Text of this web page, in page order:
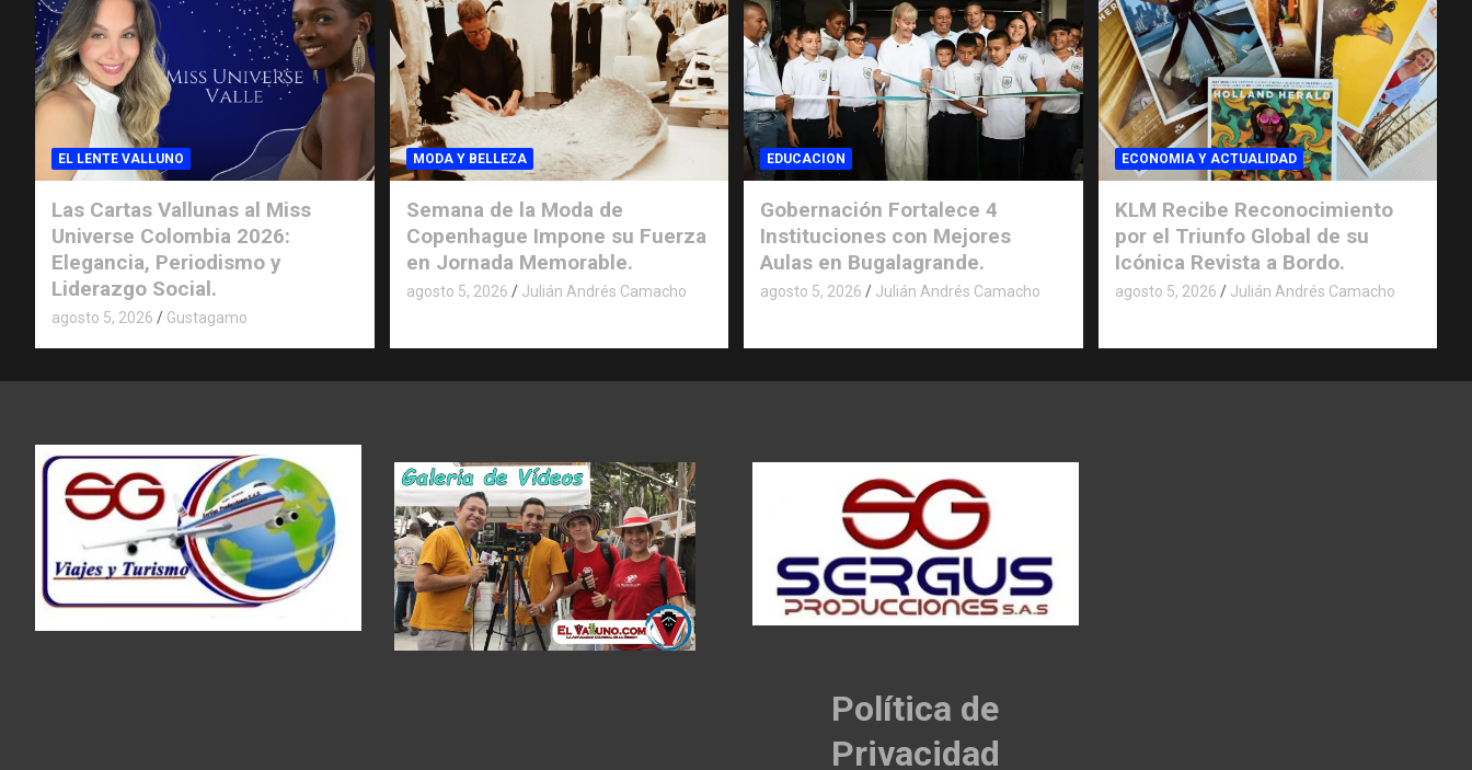
EL LENTE VALLUNO
Las Cartas Vallunas al Miss
Universe Colombia 2026:
Elegancia, Periodismo y
Liderazgo Social.
agosto 5, 2026 Gustagamo
MODA Y BELLEZA
Semana de la Moda de
Copenhague Impone su Fuerza
en Jornada Memorable.
agosto 5, 2026 Julián Andrés Camacho
EDUCACION
Gobernación Fortalece 4
Instituciones con Mejores
Aulas en Bugalagrande.
agosto 5, 2026 Julián Andrés Camacho
ECONOMIA Y ACTUALIDAD
KLM Recibe Reconocimiento
por el Triunfo Global de su
Icónica Revista a Bordo.
agosto 5, 2026 Julián Andrés Camacho
Política de
Privacidad